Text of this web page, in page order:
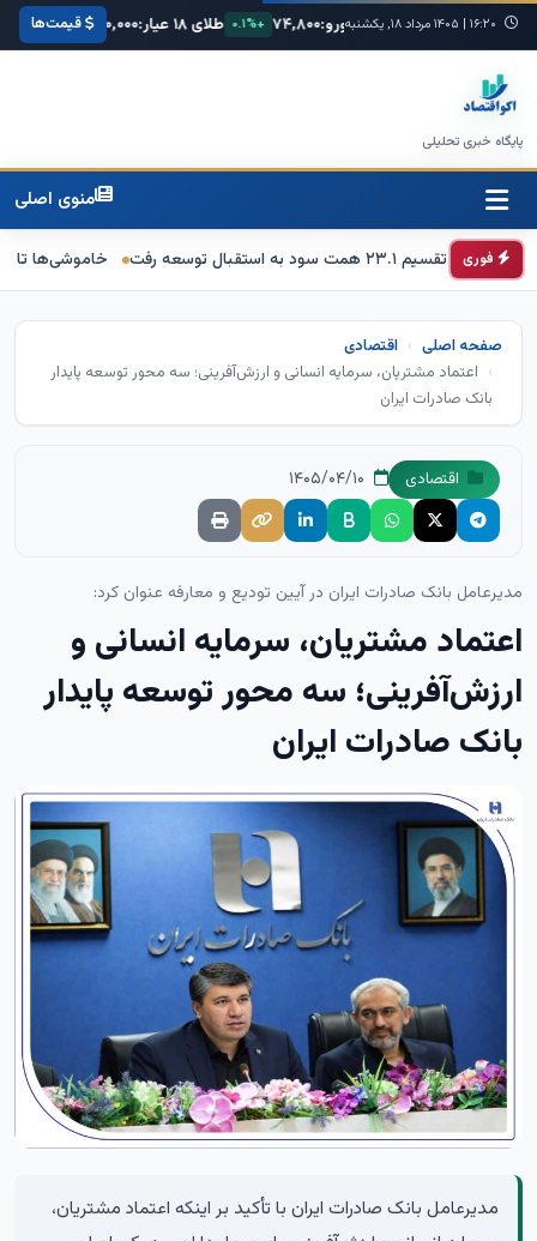
۱۶:۲۰ | ۱۴۰۵ مرداد ۱۸, یکشنبه ۶۸,۴۲۰ +۰.۳% یورو:۷۴,۸۰۰ +۰.۱% طلای ۱۸ عیار: ۳,۸۵۰,۰۰۰ +۱.۲% سکه
قیمت‌ها
پایگاه خبری تحلیلی
منوی اصلی
فوری خاموشی‌ها تا دو هفته
صفحه اصلی
اقتصادی
اعتماد مشتریان، سرمایه انسانی و ارزش‌آفرینی؛ سه محور توسعه پایدار
بانک صادرات ایران
اقتصادی
مدیرعامل بانک صادرات ایران در آیین تودیع و معارفه عنوان کرد:
اعتماد مشتریان، سرمایه انسانی و
ارزش‌آفرینی؛ سه محور توسعه پایدار
بانک صادرات ایران
​مدیرعامل بانک صادرات ایران با تأکید بر اینکه اعتماد مشتریان،